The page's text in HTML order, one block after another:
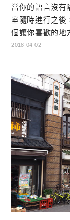
當你的語言沒有
室隨時進行之後
個讓你喜歡的地
也能找到人生的
喜歡去找些深山
都不是在地長大
2018-04-02